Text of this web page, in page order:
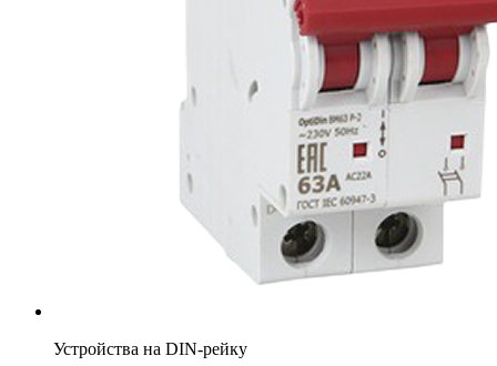
Устройства на DIN-рейку